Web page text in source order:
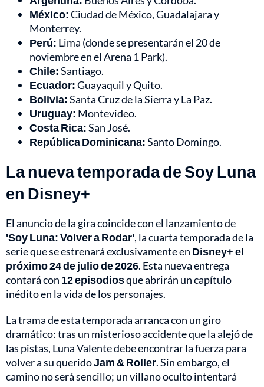
México:Ciudad de México, Guadalajara y
Monterrey.
Perú: Lima (donde se presentarán el 20 de
noviembre en el Arena 1 Park).
Chile:Santiago.
Ecuador:Guayaquil y Quito.
Bolivia:Santa Cruz de la Sierra y La Paz.
Uruguay: Montevideo.
Costa Rica:San José.
República Dominicana:Santo Domingo.
La nueva temporada de Soy Luna
en Disney+
El anuncio de la gira coincide con el lanzamiento de
'Soy Luna: Volver a Rodar', la cuarta temporada de la
serie que se estrenará exclusivamente en Disney+ el
próximo 24 de julio de 2026. Esta nueva entrega
contará con 12 episodiosque abrirán un capítulo
inédito en la vida de los personajes.
La trama de esta temporada arranca con un giro
dramático: tras un misterioso accidente que la alejó de
las pistas, Luna Valente debe encontrar la fuerza para
volver a su queridoJam & Roller. Sin embargo, el
camino no será sencillo; un villano oculto intentará